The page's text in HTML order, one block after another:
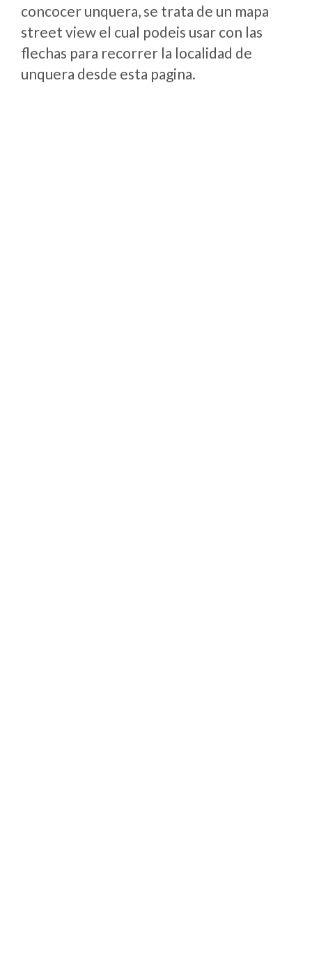
concocer unquera, se trata de un mapa
street view el cual podeis usar con las
flechas para recorrer la localidad de
unquera desde esta pagina.